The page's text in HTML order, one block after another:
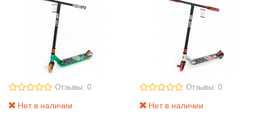
Отзывы: 0
Нет в наличии
Отзывы: 0
Нет в наличии